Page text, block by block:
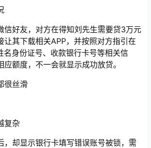
信好友，对方在得知刘先生需要贷3万元
让其下载相关APP，并按照对方指引在
名身份证号、收款银行卡号等相关信
应额度，不一会就显示成功放贷。
很丝滑
复杂
，却显示银行卡填写错误账号被锁，需